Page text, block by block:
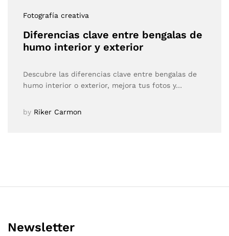
Fotografía creativa
Diferencias clave entre bengalas de
humo interior y exterior
Descubre las diferencias clave entre bengalas de
humo interior o exterior, mejora tus fotos y…
by Riker Carmon
Newsletter